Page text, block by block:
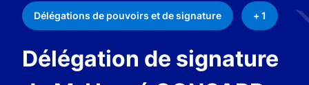
Délégations de pouvoirs et de signature + 1
Délégation de signature